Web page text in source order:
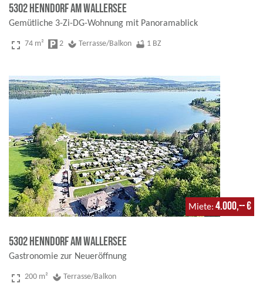
5302 Henndorf am Wallersee
Gemütliche 3-Zi-DG-Wohnung mit Panoramablick
fullscreen 74 m² local_parking 2 spa Terrasse/Balkon bathtub 1 BZ
Miete 4.000,-- €
5302 Henndorf am Wallersee
Gastronomie zur Neueröffnung
fullscreen 200 m² spa Terrasse/Balkon